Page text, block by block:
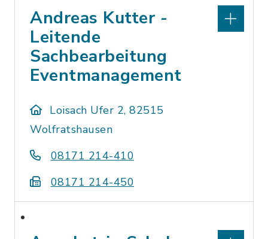
Andreas Kutter -
Leitende
Sachbearbeitung
Eventmanagement
Loisach Ufer 2, 82515
Wolfratshausen
08171 214-410
08171 214-450